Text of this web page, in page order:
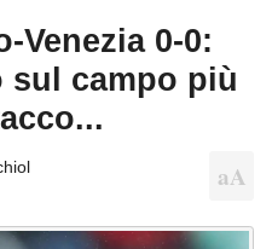
Venezia 0-0:
campo più